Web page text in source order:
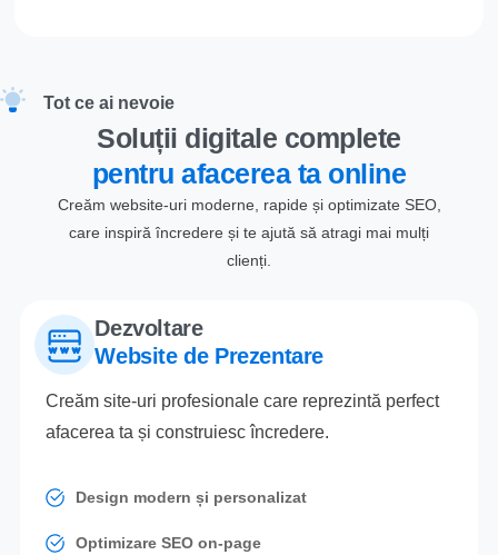
Tot ce ai nevoie
Soluții digitale complete
pentru afacerea ta online
Creăm website-uri moderne, rapide și optimizate SEO,
care inspiră încredere și te ajută să atragi mai mulți
clienți.
Dezvoltare
Website de Prezentare
Creăm site-uri profesionale care reprezintă perfect
afacerea ta și construiesc încredere.
Design modern și personalizat
Optimizare SEO on-page